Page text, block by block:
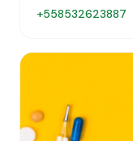
+558532623887